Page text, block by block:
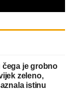
čega je grobno
zeleno,
istinu